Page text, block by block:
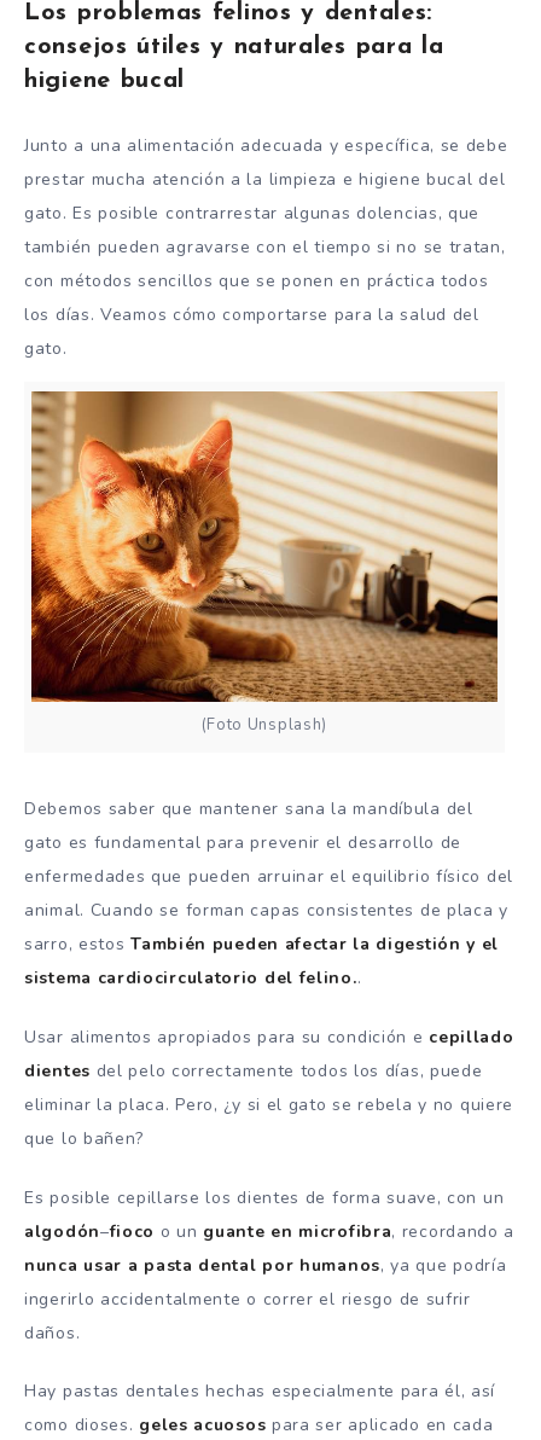
Los problemas felinos y dentales:
consejos útiles y naturales para la
higiene bucal
Junto a una alimentación adecuada y específica, se debe
prestar mucha atención a la limpieza e higiene bucal del
gato. Es posible contrarrestar algunas dolencias, que
también pueden agravarse con el tiempo si no se tratan,
con métodos sencillos que se ponen en práctica todos
los días. Veamos cómo comportarse para la salud del
gato.
(Foto Unsplash)
Debemos saber que mantener sana la mandíbula del
gato es fundamental para prevenir el desarrollo de
enfermedades que pueden arruinar el equilibrio físico del
animal. Cuando se forman capas consistentes de placa y
sarro, estosTambién pueden afectar la digestión y el
sistema cardiocirculatorio del felino..
Usar alimentos apropiados para su condición e cepillado
dientes del pelo correctamente todos los días, puede
eliminar la placa. Pero, ¿y si el gato se rebela y no quiere
que lo bañen?
Es posible cepillarse los dientes de forma suave, con un
algodón–fioco o un guante en microfibra, recordando a
nunca usar a pasta dental por humanos, ya que podría
ingerirlo accidentalmente o correr el riesgo de sufrir
daños.
Hay pastas dentales hechas especialmente para él, así
como dioses. geles acuosos para ser aplicado en cada